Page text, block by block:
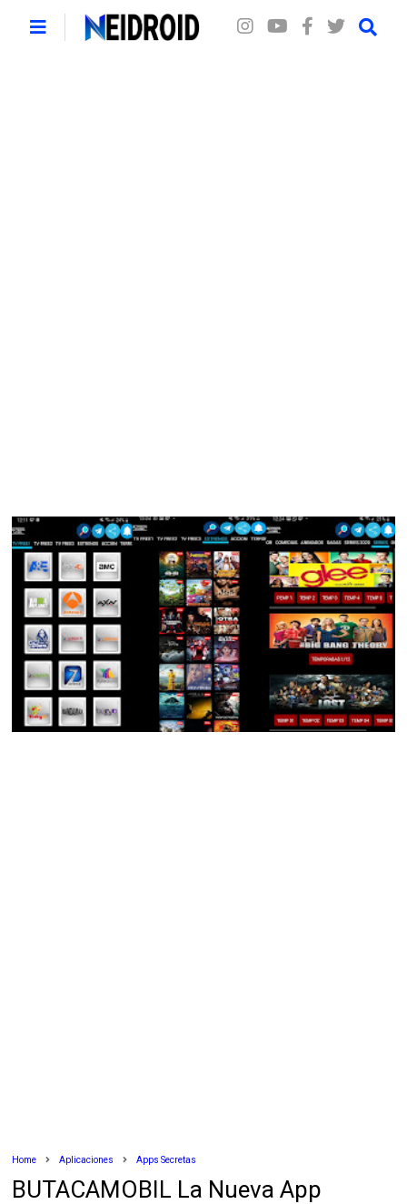
Home Aplicaciones Apps Secretas
BUTACAMOBIL La Nueva App